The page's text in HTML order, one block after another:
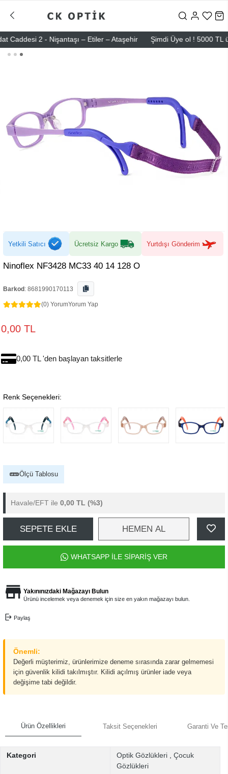
2 - Nişantaşı – Etiler – Ataşehir Şimdi Üye ol ! 5000 TL
Yetkili Satıcı Ücretsiz Kargo Yurtdışı Gönderim
Ninoflex NF3428 MC33 40 14 128 O
Barkod : 8681990170113
(0) YorumYorum Yap
0,00 TL
0,00 TL 'den başlayan taksitlerle
Renk Seçenekleri:
Ölçü Tablosu
Havale/EFT ile 0,00 TL (%3)
SEPETE EKLE HEMEN AL
WHATSAPP İLE SİPARİŞ VER
Yakınınızdaki Mağazayı Bulun
Ürünü incelemek veya denemek için size en yakın mağazayı bulun.
Paylaş
Önemli:
Değerli müşterimiz, ürünlerimize deneme sırasında zarar gelmemesi
için güvenlik kilidi takılmıştır. Kilidi açılmış ürünler iade veya
değişime tabi değildir.
Ürün Özellikleri Taksit Seçenekleri Garanti Ve
Kategori Optik Gözlükleri
Çocuk
Gözlükleri